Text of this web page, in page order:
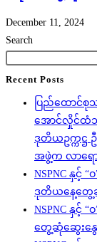
December 11, 2024
Search
Recent Posts
ပြည်ထောင်စု
အောင်လှိုင်ထံသို့
ဒုတိယဥက္ကဋ္ဌ
အဖွဲ့က လာရေ
NSPNC နှင့်
ဒုတိယနေ့တွေ့ဆုံ
NSPNC နှင့်
တွေ့ဆုံဆွေးနွေ